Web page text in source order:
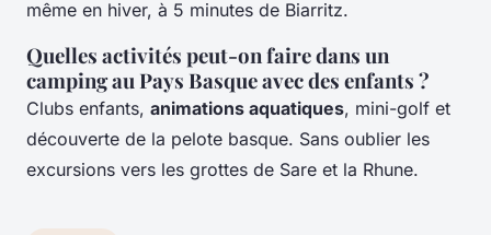
même en hiver, à 5 minutes de Biarritz.
Quelles activités peut-on faire dans un
camping au Pays Basque avec des enfants ?
Clubs enfants, animations aquatiques, mini-golf et
découverte de la pelote basque. Sans oublier les
excursions vers les grottes de Sare et la Rhune.